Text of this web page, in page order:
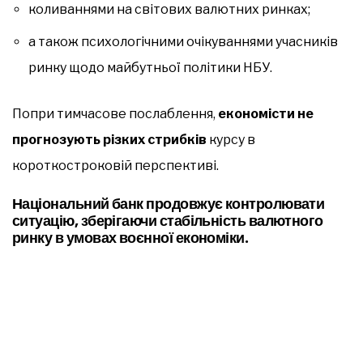
коливаннями на світових валютних ринках;
а також психологічними очікуваннями учасників
ринку щодо майбутньої політики НБУ.
Попри тимчасове послаблення, економісти не
прогнозують різких стрибків курсу в
короткостроковій перспективі.
Національний банк продовжує контролювати
ситуацію, зберігаючи стабільність валютного
ринку в умовах воєнної економіки.